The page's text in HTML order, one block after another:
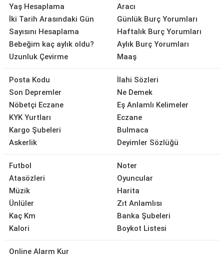
Yaş Hesaplama
İki Tarih Arasındaki Gün
Sayısını Hesaplama
Bebeğim kaç aylık oldu?
Uzunluk Çevirme
Aracı
Günlük Burç Yorumları
Haftalık Burç Yorumları
Aylık Burç Yorumları
Maaş
Posta Kodu
Son Depremler
Nöbetçi Eczane
KYK Yurtları
Kargo Şubeleri
Askerlik
İlahi Sözleri
Ne Demek
Eş Anlamlı Kelimeler
Eczane
Bulmaca
Deyimler Sözlüğü
Futbol
Atasözleri
Müzik
Ünlüler
Kaç Km
Kalori
Noter
Oyuncular
Harita
Zıt Anlamlısı
Banka Şubeleri
Boykot Listesi
Online Alarm Kur